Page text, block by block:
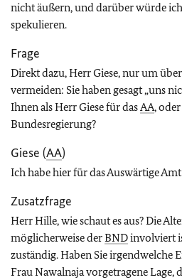
nicht äußern, und darüber würde
spekulieren.
Frage
Direkt dazu, Herr Giese, nur um
vermeiden: Sie haben gesagt „uns
Ihnen als Herr Giese für dasAA,
Bundesregierung?
Giese (AA)
Ich habe hier für das Auswärtige
Zusatzfrage
Herr Hille, wie schaut es aus? Die
möglicherweise derBNDinvolviert
zuständig. Haben Sie irgendwelche
Frau Nawalnaja vorgetragene Lage,